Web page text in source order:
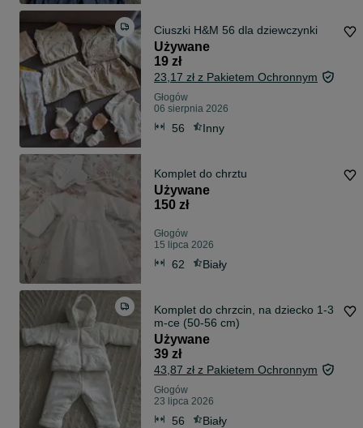
Ciuszki H&M 56 dla dziewczynki
Używane
19 zł
23,17 zł z Pakietem Ochronnym
Głogów
06 sierpnia 2026
56 Inny
Komplet do chrztu
Używane
150 zł
Głogów
15 lipca 2026
62 Biały
Komplet do chrzcin, na dziecko 1-3
m-ce (50-56 cm)
Używane
39 zł
43,87 zł z Pakietem Ochronnym
Głogów
23 lipca 2026
56 Biały